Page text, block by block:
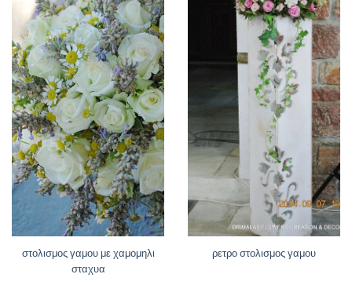
στολισμος γαμου με χαμομηλι
σταχυα
ρετρο στολισμος γαμου